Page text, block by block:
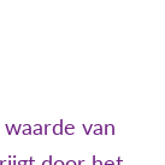
van